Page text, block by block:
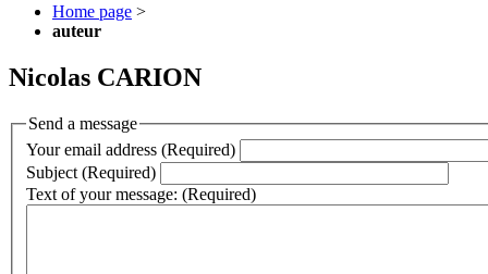
Home page >
auteur
Nicolas CARION
Send a message
Your email address (Required)
Subject (Required)
Text of your message: (Required)